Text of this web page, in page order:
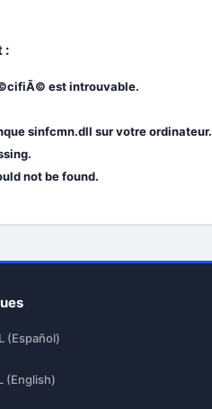
:
est introuvable.
sinfcmn.dll sur votre ordinateur.
not be found.
(Español)
(English)